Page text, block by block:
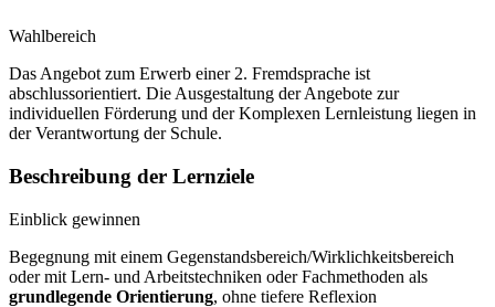
Wahlbereich
Das Angebot zum Erwerb einer 2. Fremdsprache ist
abschlussorientiert. Die Ausgestaltung der Angebote zur
individuellen Förderung und der Komplexen Lernleistung liegen in
der Verantwortung der Schule.
Beschreibung der Lernziele
Einblick gewinnen
Begegnung mit einem Gegenstandsbereich/Wirklichkeitsbereich
oder mit Lern- und Arbeitstechniken oder Fachmethoden als
grundlegende Orientierung, ohne tiefere Reflexion